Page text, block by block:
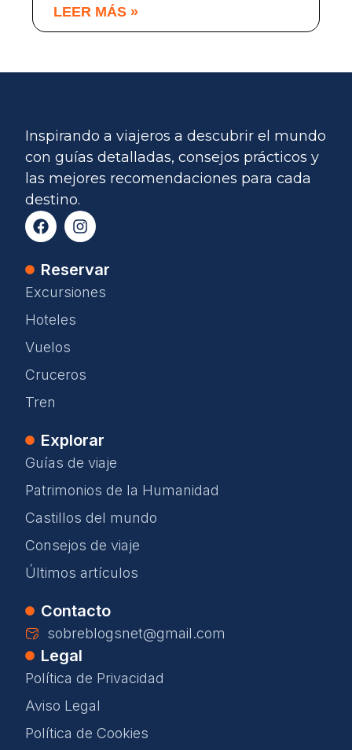
LEER MÁS »
Inspirando a viajeros a descubrir el mundo
con guías detalladas, consejos prácticos y
las mejores recomendaciones para cada
destino.
Reservar
Excursiones
Hoteles
Vuelos
Cruceros
Tren
Explorar
Guías de viaje
Patrimonios de la Humanidad
Castillos del mundo
Consejos de viaje
Últimos artículos
Contacto
sobreblogsnet@gmail.com
Legal
Política de Privacidad
Aviso Legal
Política de Cookies